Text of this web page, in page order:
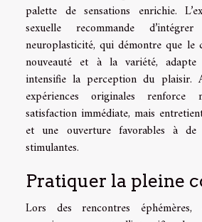
palette de sensations enrichie.
sexuelle recommande
neuroplasticité, qui démontre que le
nouveauté et à la variété, adapte
intensifie la perception du plaisir.
expériences originales
satisfaction immédiate, mais
et une ouverture favorables à de
stimulantes.
Pratiquer la pleine
Lors des rencontres